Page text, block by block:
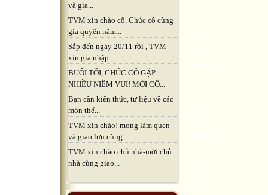
và gia...
TVM xin chào cô. Chúc cô cùng
gia quyến năm...
Sắp đến ngày 20/11 rồi , TVM
xin gia nhập...
BUỔI TỐI, CHÚC CÔ GẶP
NHIỀU NIỀM VUI! MỜI CÔ...
Bạn cần kiến thức, tư liệu về các
môn thể...
TVM xin chào! mong làm quen
và giao lưu cùng....
TVM xin chào chủ nhà-mời chủ
nhà cùng giao...